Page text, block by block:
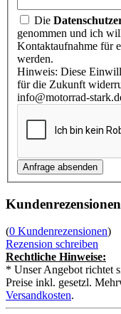
Die
genommen und ich
Kontaktaufnahme für
werden.
Hinweis: Diese
für die Zukunft
info@motorrad-
Kundenrezensionen
(0 Kundenrezensionen)
Rezension schreiben
Rechtliche Hinweise:
* Unser Angebot richtet
Preise inkl. gesetzl.
Versandkosten.